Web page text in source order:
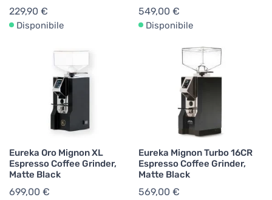
229,90 €
Disponibile
549,00 €
Disponibile
Eureka Oro Mignon XL
Espresso Coffee Grinder,
Matte Black
699,00 €
Eureka Mignon Turbo 16CR
Espresso Coffee Grinder,
Matte Black
569,00 €